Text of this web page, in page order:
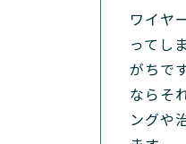
ワイヤ
ってし
がちで
ならそ
ングや